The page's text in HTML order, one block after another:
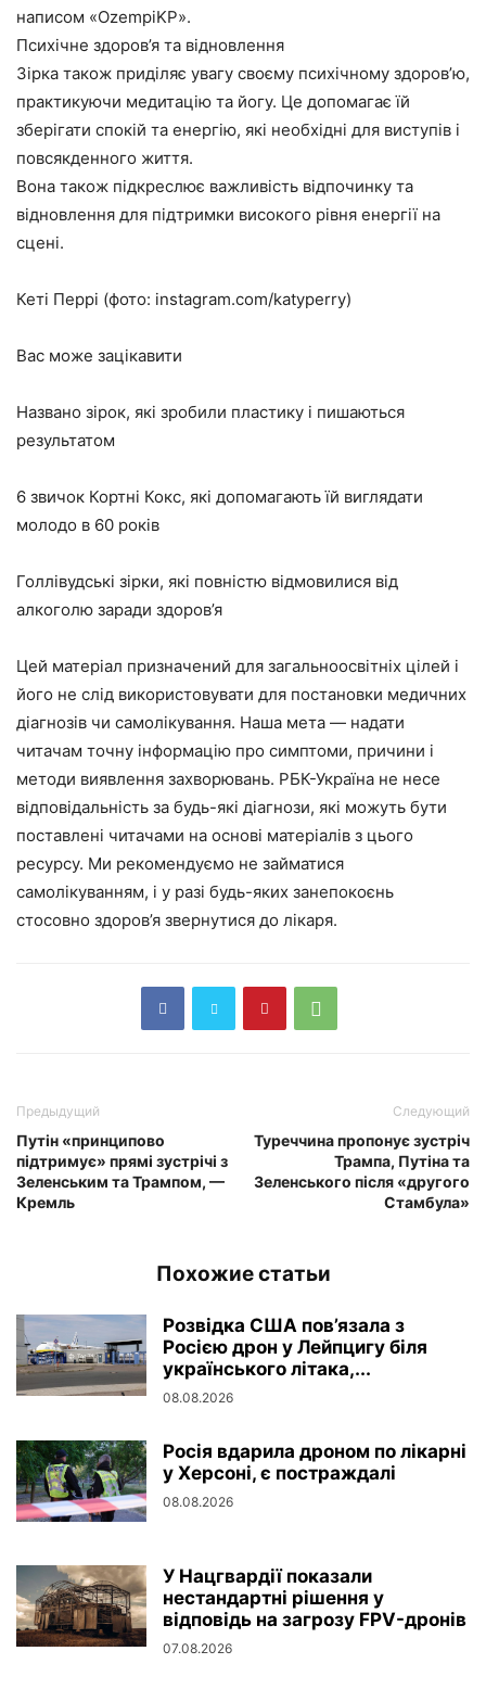
написом «OzempiKP».
Психічне здоров’я та відновлення
Зірка також приділяє увагу своєму психічному здоров’ю,
практикуючи медитацію та йогу. Це допомагає їй
зберігати спокій та енергію, які необхідні для виступів і
повсякденного життя.
Вона також підкреслює важливість відпочинку та
відновлення для підтримки високого рівня енергії на
сцені.
Кеті Перрі (фото: instagram.com/katyperry)
Вас може зацікавити
Названо зірок, які зробили пластику і пишаються
результатом
6 звичок Кортні Кокс, які допомагають їй виглядати
молодо в 60 років
Голлівудські зірки, які повністю відмовилися від
алкоголю заради здоров’я
Цей матеріал призначений для загальноосвітніх цілей і
його не слід використовувати для постановки медичних
діагнозів чи самолікування. Наша мета — надати
читачам точну інформацію про симптоми, причини і
методи виявлення захворювань. РБК-Україна не несе
відповідальність за будь-які діагнози, які можуть бути
поставлені читачами на основі матеріалів з цього
ресурсу. Ми рекомендуємо не займатися
самолікуванням, і у разі будь-яких занепокоєнь
стосовно здоров’я звернутися до лікаря.
Предыдущий
Путін «принципово
підтримує» прямі зустрічі з
Зеленським та Трампом, —
Кремль
Следующий
Туреччина пропонує зустріч
Трампа, Путіна та
Зеленського після «другого
Стамбула»
Похожие статьи
Розвідка США пов’язала з
Росією дрон у Лейпцигу біля
українського літака,...
08.08.2026
Росія вдарила дроном по лікарні
у Херсоні, є постраждалі
08.08.2026
У Нацгвардії показали
нестандартні рішення у
відповідь на загрозу FPV-дронів
07.08.2026